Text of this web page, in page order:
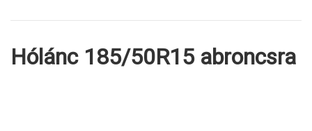
Hólánc 185/50R15 abroncsra